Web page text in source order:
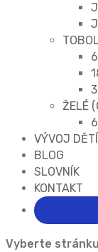
ŽELÉ
VÝVOJ DĚTÍ
BLOG
SLOVNÍK
KONTAKT
Vyberte stránku